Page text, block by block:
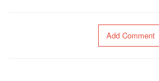
Add Comment